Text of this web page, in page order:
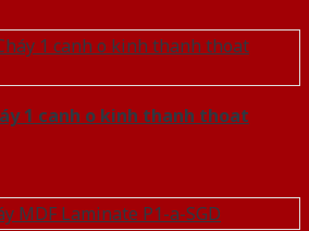
1 canh o kinh thanh thoat